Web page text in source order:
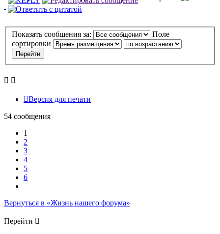
Показать сообщения за:
Поле
сортировки
Версия для печати
54 сообщения
1
2
3
4
5
6
Вернуться в «Жизнь нашего форума»
Перейти